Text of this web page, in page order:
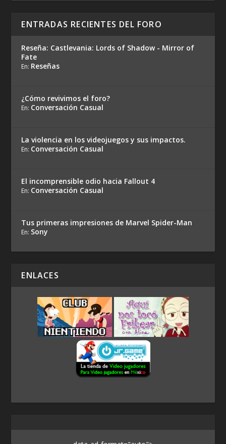
ENTRADAS RECIENTES DEL FORO
Reseña: Castlevania: Lords of Shadow - Mirror of
Fate
En: Reseñas
¿Cómo revivimos el foro?
En: Conversación Casual
La violencia en los videojuegos y sus impactos.
En: Conversación Casual
El incomprensible odio hacia Fallout 4
En: Conversación Casual
Tus primeras impresiones de Marvel Spider-Man
En: Sony
ENLACES